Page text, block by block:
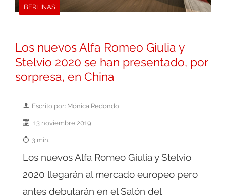
BERLINAS
Los nuevos Alfa Romeo Giulia y
Stelvio 2020 se han presentado, por
sorpresa, en China
Escrito por: Mónica Redondo
13 noviembre 2019
3 min.
Los nuevos Alfa Romeo Giulia y Stelvio
2020 llegarán al mercado europeo pero
antes debutarán en el Salón del